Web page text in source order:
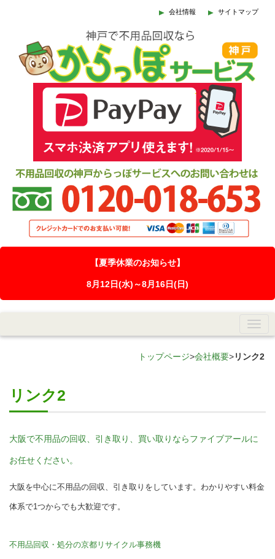
会社情報 サイトマップ
【夏季休業のお知らせ】
8月12日(水)～8月16日(日)
トップページ>会社概要>リンク2
リンク2
大阪で不用品の回収、引き取り、買い取りならファイブアールに
お任せください。
大阪を中心に不用品の回収、引き取りをしています。わかりやすい料金
体系で1つからでも大歓迎です。
不用品回収・処分の京都リサイクル事務機